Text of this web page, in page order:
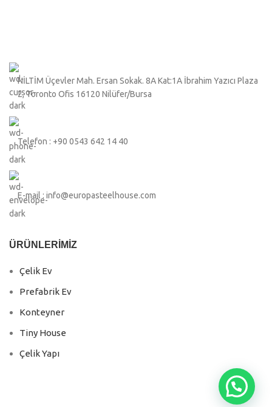
NİLTİM Üçevler Mah. Ersan Sokak. 8A Kat:1A İbrahim Yazıcı Plaza
2, Toronto Ofis 16120 Nilüfer/Bursa
Telefon : +90 0543 642 14 40
E-mail : info@europasteelhouse.com
ÜRÜNLERIMIZ
Çelik Ev
Prefabrik Ev
Konteyner
Tiny House
Çelik Yapı